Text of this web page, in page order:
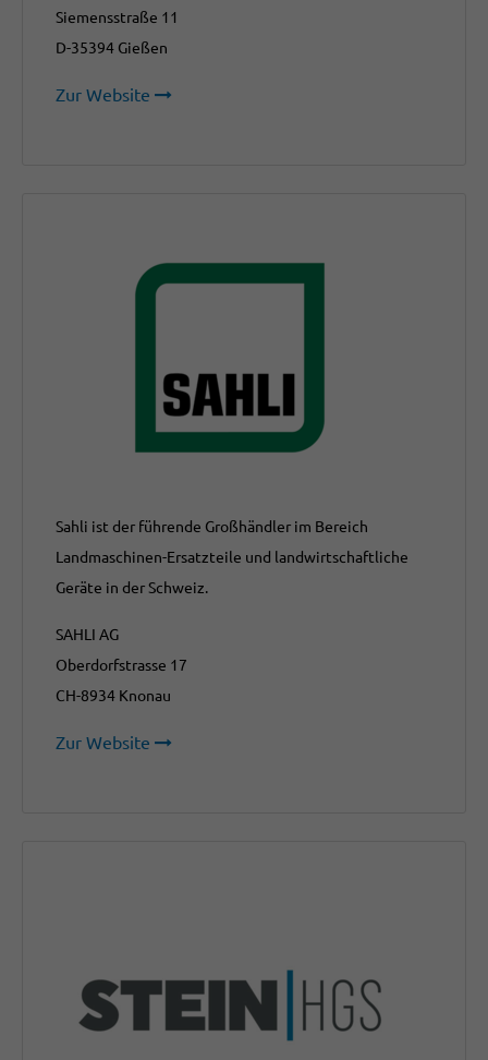
Siemensstraße 11
D-35394 Gießen
Zur Website
Sahli ist der führende Großhändler im Bereich
Landmaschinen-Ersatzteile und landwirtschaftliche
Geräte in der Schweiz.
SAHLI AG
Oberdorfstrasse 17
CH-8934 Knonau
Zur Website